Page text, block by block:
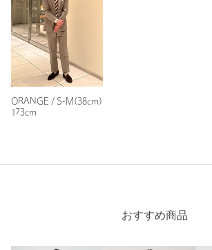
素材
洗濯表示
原産国
商品番号
ORANGE / S-M(38cm)
173cm
おすすめ商品